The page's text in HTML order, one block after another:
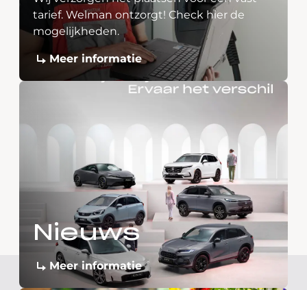
tarief. Welman ontzorgt! Check hier de
mogelijkheden.
Meer informatie
Nieuws
Meer informatie